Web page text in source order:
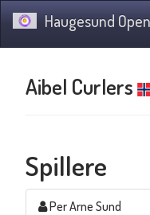
Haugesund
Aibel Curlers
Spillere
Per Arne Sund